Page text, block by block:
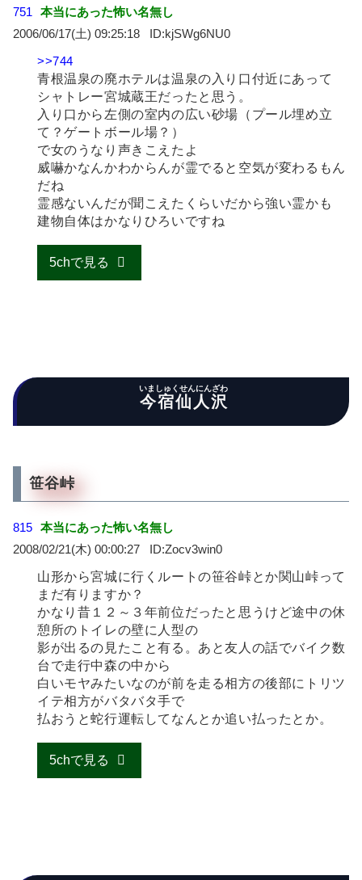
751
本当にあった怖い名無し
2006/06/17(土) 09:25:18
kjSWg6NU0
>>744
青根温泉の廃ホテルは温泉の入り口付近にあって
シャトレー宮城蔵王だったと思う。
入り口から左側の室内の広い砂場（プール埋め立
て？ゲートボール場？）
で女のうなり声きこえたよ
威嚇かなんかわからんが霊でると空気が変わるもん
だね
霊感ないんだが聞こえたくらいだから強い霊かも
建物自体はかなりひろいですね
5chで見る
今宿仙人沢
いましゅくせんにんざわ
笹谷峠
815 本当にあった怖い名無し
2008/02/21(木) 00:00:27
Zocv3win0
山形から宮城に行くルートの笹谷峠とか関山峠って
まだ有りますか？
かなり昔１２～３年前位だったと思うけど途中の休
憩所のトイレの壁に人型の
影が出るの見たこと有る。あと友人の話でバイク数
台で走行中森の中から
白いモヤみたいなのが前を走る相方の後部にトリツ
イテ相方がバタバタ手で
払おうと蛇行運転してなんとか追い払ったとか。
5chで見る